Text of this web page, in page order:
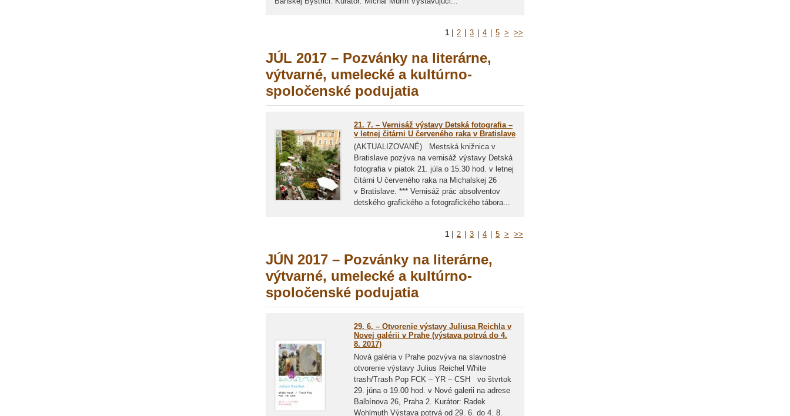
1 2 3 4 5 > >>
JÚL 2017 – Pozvánky na literárne,
výtvarné, umelecké a kultúrno-
spoločenské podujatia
21. 7. – Vernisáž výstavy Detská fotografia –
v letnej čitárni U červeného raka v Bratislave
(AKTUALIZOVANÉ) Mestská knižnica v
Bratislave pozýva na vernisáž výstavy Detská
fotografia v piatok 21. júla o 15.30 hod. v letnej
čitárni U červeného raka na Michalskej 26
v Bratislave. *** Vernisáž prác absolventov
detského grafického a fotografického tábora...
1 2 3 4 5 > >>
JÚN 2017 – Pozvánky na literárne,
výtvarné, umelecké a kultúrno-
spoločenské podujatia
29. 6. – Otvorenie výstavy Juliusa Reichla v
Novej galérii v Prahe (výstava potrvá do 4.
8. 2017)
Nová galéria v Prahe pozvýva na slavnostné
otvorenie výstavy Julius Reichel White
trash/Trash Pop FCK – YR – CSH vo štvrtok
29. júna o 19.00 hod. v Nové galerii na adrese
Balbínova 26, Praha 2. Kurátor: Radek
Wohlmuth Výstava potrvá od 29. 6. do 4. 8.